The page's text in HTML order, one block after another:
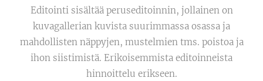
Editointi sisältää peruseditoinnin, jollainen on
kuvagallerian kuvista suurimmassa osassa ja
mahdollisten näppyjen, mustelmien tms. poistoa ja
ihon siistimistä. Erikoisemmista editoinneista
hinnoittelu erikseen.